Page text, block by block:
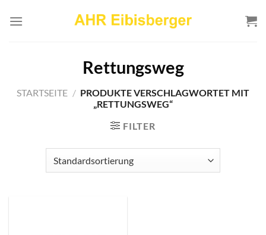
Inhalt
Rettungsweg
STARTSEITE / PRODUKTE VERSCHLAGWORTET MIT
„RETTUNGSWEG“
FILTER